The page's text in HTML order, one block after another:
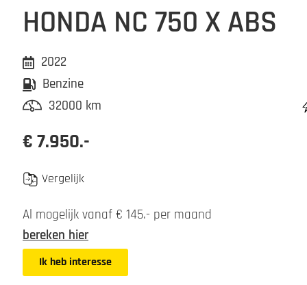
HONDA NC 750 X ABS
2022
Benzine
32000 km
€ 7.950.-
Vergelijk
Al mogelijk vanaf € 145.- per maand
bereken hier
Ik heb interesse